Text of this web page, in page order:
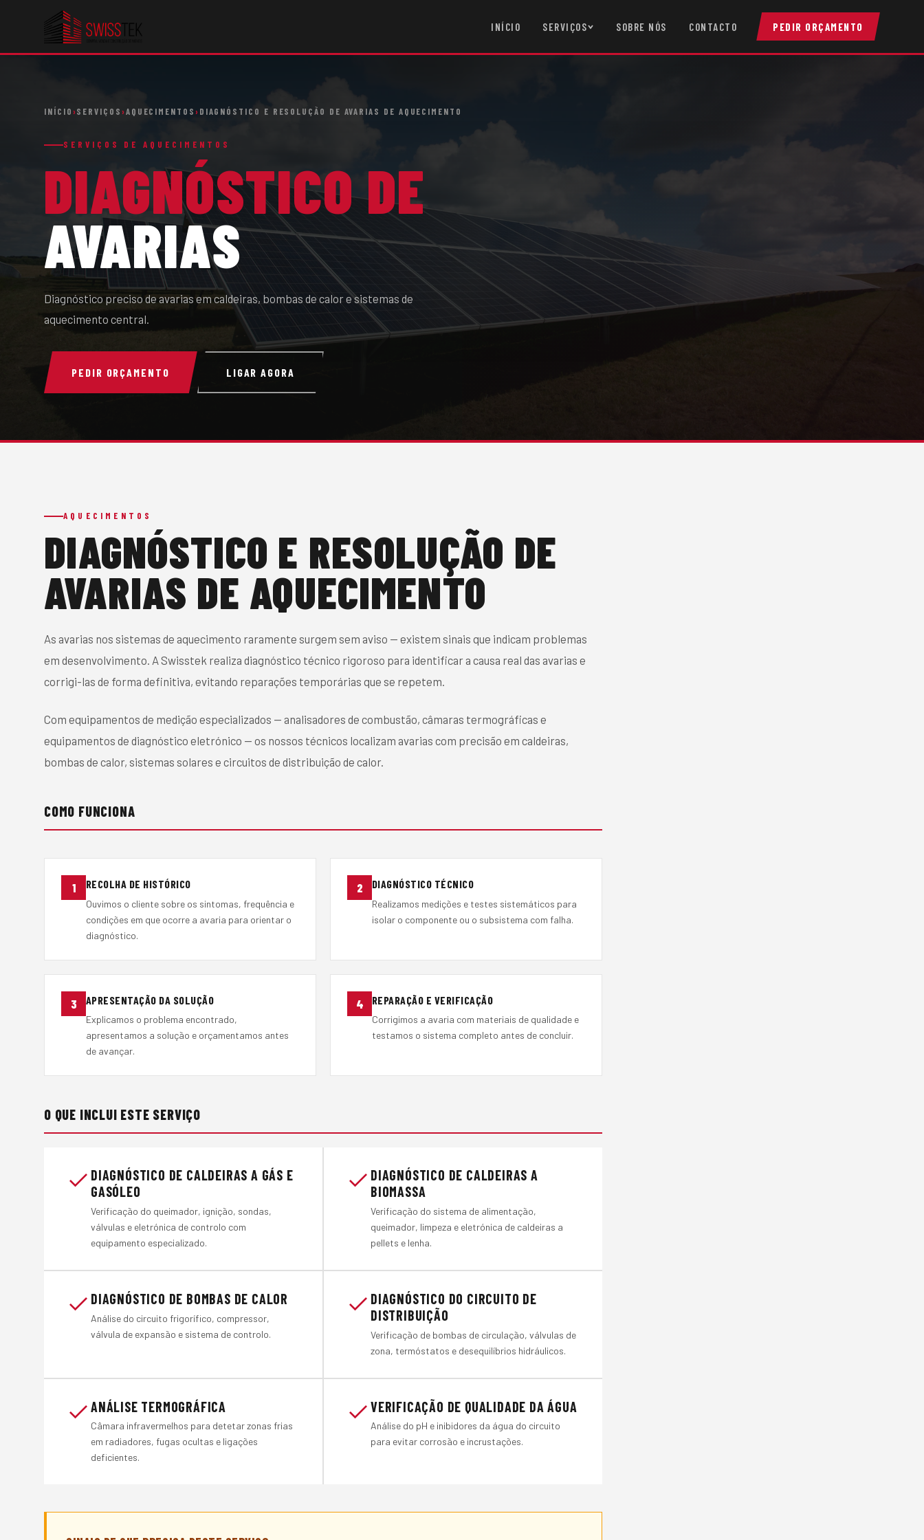
INÍCIO SERVIÇOS SOBRE NÓS CONTACTO PEDIR ORÇAMENTO
INÍCIO›SERVIÇOS›AQUECIMENTOS›DIAGNÓSTICO E RESOLUÇÃO DE AVARIAS DE AQUECIMENTO
SERVIÇOS DE AQUECIMENTOS
DIAGNÓSTICO DE
AVARIAS
Diagnóstico preciso de avarias em caldeiras, bombas de calor e sistemas de
aquecimento central.
PEDIR ORÇAMENTO LIGAR AGORA
AQUECIMENTOS
DIAGNÓSTICO E RESOLUÇÃO DE
AVARIAS DE AQUECIMENTO
As avarias nos sistemas de aquecimento raramente surgem sem aviso — existem sinais que indicam problemas
em desenvolvimento. A Swisstek realiza diagnóstico técnico rigoroso para identificar a causa real das avarias e
corrigi-las de forma definitiva, evitando reparações temporárias que se repetem.
Com equipamentos de medição especializados — analisadores de combustão, câmaras termográficas e
equipamentos de diagnóstico eletrónico — os nossos técnicos localizam avarias com precisão em caldeiras,
bombas de calor, sistemas solares e circuitos de distribuição de calor.
COMO FUNCIONA
1 RECOLHA DE HISTÓRICO
Ouvimos o cliente sobre os sintomas, frequência e
condições em que ocorre a avaria para orientar o
diagnóstico.
2 DIAGNÓSTICO TÉCNICO
Realizamos medições e testes sistemáticos para
isolar o componente ou o subsistema com falha.
3 APRESENTAÇÃO DA SOLUÇÃO
Explicamos o problema encontrado,
apresentamos a solução e orçamentamos antes
de avançar.
4 REPARAÇÃO E VERIFICAÇÃO
Corrigimos a avaria com materiais de qualidade e
testamos o sistema completo antes de concluir.
O QUE INCLUI ESTE SERVIÇO
DIAGNÓSTICO DE CALDEIRAS A GÁS E
GASÓLEO
Verificação do queimador, ignição, sondas,
válvulas e eletrónica de controlo com
equipamento especializado.
DIAGNÓSTICO DE CALDEIRAS A
BIOMASSA
Verificação do sistema de alimentação,
queimador, limpeza e eletrónica de caldeiras a
pellets e lenha.
DIAGNÓSTICO DE BOMBAS DE CALOR
Análise do circuito frigorífico, compressor,
válvula de expansão e sistema de controlo.
DIAGNÓSTICO DO CIRCUITO DE
DISTRIBUIÇÃO
Verificação de bombas de circulação, válvulas de
zona, termóstatos e desequilíbrios hidráulicos.
ANÁLISE TERMOGRÁFICA
Câmara infravermelhos para detetar zonas frias
em radiadores, fugas ocultas e ligações
deficientes.
VERIFICAÇÃO DE QUALIDADE DA ÁGUA
Análise do pH e inibidores da água do circuito
para evitar corrosão e incrustações.